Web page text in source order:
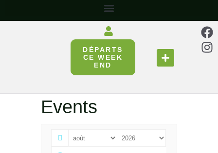
DÉPARTS
CE WEEK
END
Events